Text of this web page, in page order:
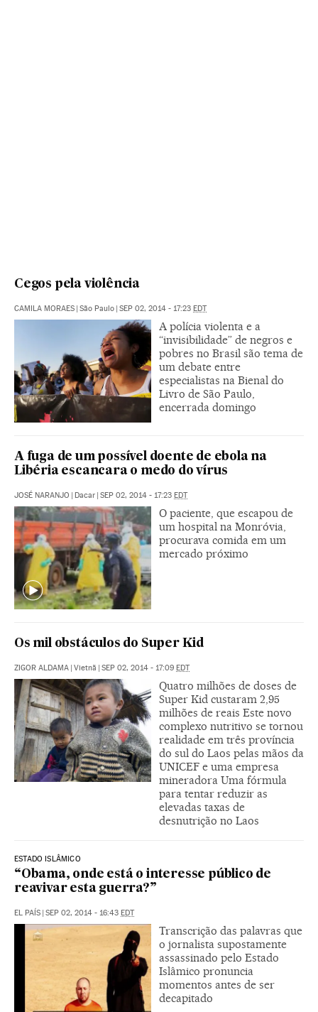
Cegos pela violência
CAMILA MORAES | São Paulo | SEP 02, 2014 - 17:23 EDT
A polícia violenta e a
“invisibilidade” de negros e
pobres no Brasil são tema de
um debate entre
especialistas na Bienal do
Livro de São Paulo,
encerrada domingo
A fuga de um possível doente de ebola na
Libéria escancara o medo do vírus
JOSÉ NARANJO | Dacar | SEP 02, 2014 - 17:23 EDT
O paciente, que escapou de
um hospital na Monróvia,
procurava comida em um
mercado próximo
Os mil obstáculos do Super Kid
ZIGOR ALDAMA | Vietnã | SEP 02, 2014 - 17:09 EDT
Quatro milhões de doses de
Super Kid custaram 2,95
milhões de reais Este novo
complexo nutritivo se tornou
realidade em três província
do sul do Laos pelas mãos da
UNICEF e uma empresa
mineradora Uma fórmula
para tentar reduzir as
elevadas taxas de
desnutrição no Laos
ESTADO ISLÂMICO
“Obama, onde está o interesse público de
reavivar esta guerra?”
EL PAÍS | SEP 02, 2014 - 16:43 EDT
Transcrição das palavras que
o jornalista supostamente
assassinado pelo Estado
Islâmico pronuncia
momentos antes de ser
decapitado